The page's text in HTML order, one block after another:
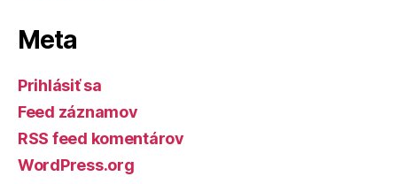
Meta
Prihlásiť sa
Feed záznamov
RSS feed komentárov
WordPress.org